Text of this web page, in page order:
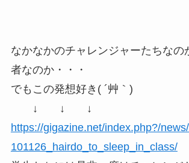
なかなかのチャレンジャーたちなの
者なのか・・・
でもこの発想好き( ´艸｀)
↓ ↓ ↓
https://gigazine.net/index.php?/
101126_hairdo_to_sleep_in_class/